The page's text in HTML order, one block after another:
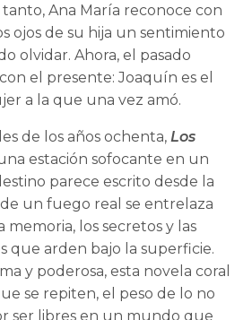
Ana María reconoce con
ojos de su hija un sentimiento
olvidar. Ahora, el pasado
el presente: Joaquín es el
a la que una vez amó.
de los años ochenta, Los
estación sofocante en un
parece escrito desde la
un fuego real se entrelaza
memoria, los secretos y las
que arden bajo la superficie.
y poderosa, esta novela coral
se repiten, el peso de lo no
ser libres en un mundo que